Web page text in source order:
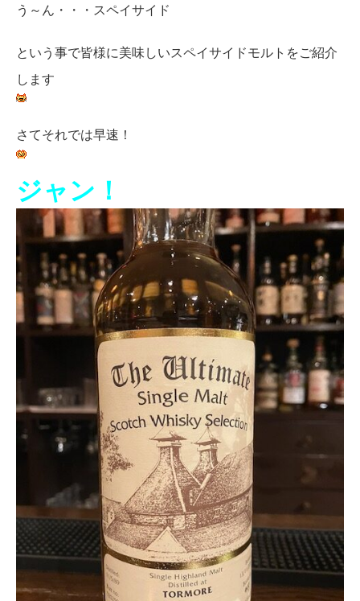
う～ん・・・スペイサイド
という事で皆様に美味しいスペイサイドモルトをご紹介
します
さてそれでは早速！
ジャン！